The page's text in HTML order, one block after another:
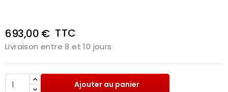
693,00 € TTC
Livraison entre 8 et 10 jours
Ajouter au panier